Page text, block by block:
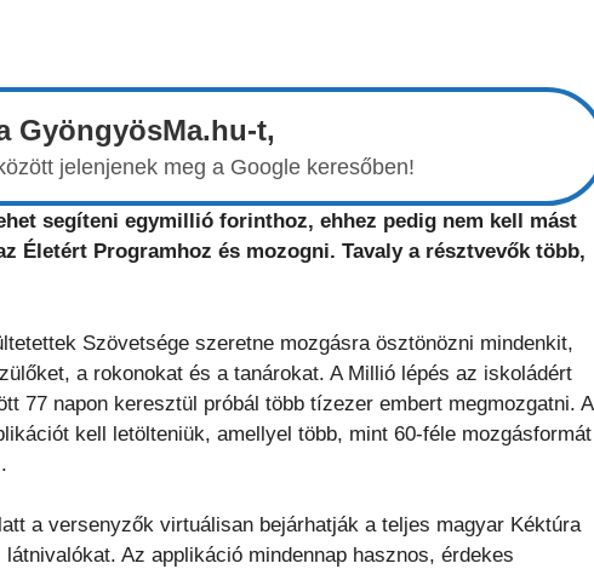
GyöngyösMa.hu-t,
jelenjenek meg a Google keresőben!
segíteni egymillió forinthoz, ehhez pedig nem kell mást
Életért Programhoz és mozogni. Tavaly a résztvevők több,
Szövetsége szeretne mozgásra ösztönözni mindenkit,
a rokonokat és a tanárokat. A Millió lépés az iskoládért
77 napon keresztül próbál több tízezer embert megmozgatni. A
kell letölteniük, amellyel több, mint 60-féle mozgásformát
a versenyzők virtuálisan bejárhatják a teljes magyar Kéktúra
Az applikáció mindennap hasznos, érdekes